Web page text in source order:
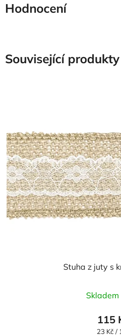
Hodnocení
Související produkty
Stuha z juty s
je
Skladem
115
Měrná
23 Kč /